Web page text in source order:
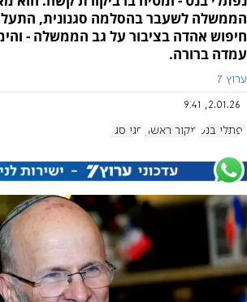
הממשלה לשעבר בהסלמה סגנונית,
חיפוש אהדה בציבור על גב הממשלה -
עמדה ברורה.
ערוץ 7
2.01.26, 9:41
נפתלי בנט מקור ראשון חגי סגל